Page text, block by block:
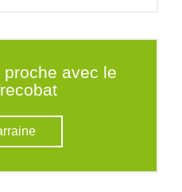
avec le